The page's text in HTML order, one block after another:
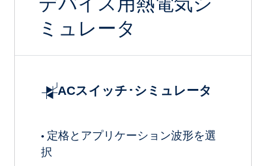
ミュレータ
ACスイッチ･シミュレータ
• 定格とアプリケーション波形を選
択